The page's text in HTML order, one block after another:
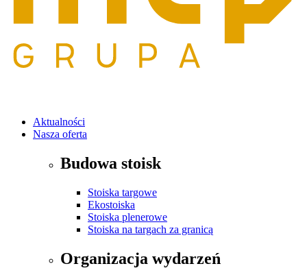
Aktualności
Nasza oferta
Budowa stoisk
Stoiska targowe
Ekostoiska
Stoiska plenerowe
Stoiska na targach za granicą
Organizacja wydarzeń